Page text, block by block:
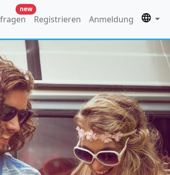
new
Registrieren Anmeldung